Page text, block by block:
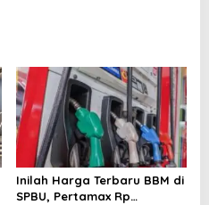
Inilah Harga Terbaru BBM di
SPBU, Pertamax Rp